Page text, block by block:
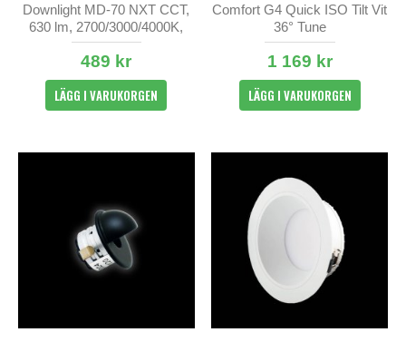
Downlight MD-70 NXT CCT,
630 lm, 2700/3000/4000K,
230V, IP44
489 kr
LÄGG I VARUKORGEN
Comfort G4 Quick ISO Tilt Vit
36° Tune
1 169 kr
LÄGG I VARUKORGEN